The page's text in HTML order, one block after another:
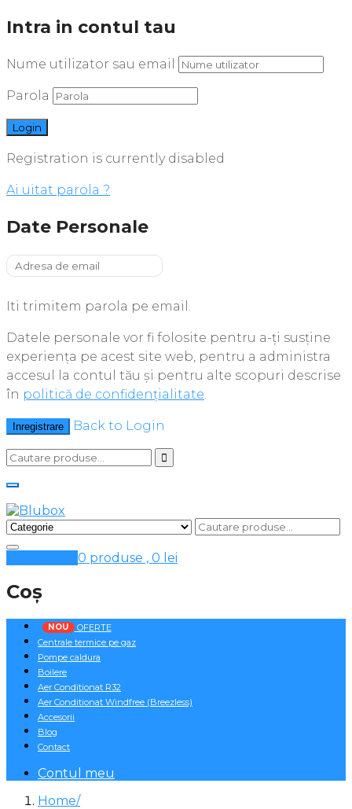
Intra in contul tau
Nume utilizator sau email
Parola
Registration is currently disabled
Ai uitat parola ?
Date Personale
Iti trimitem parola pe email.
Datele personale vor fi folosite pentru a-ți susține
experiența pe acest site web, pentru a administra
accesul la contul tău și pentru alte scopuri descrise
în politică de confidențialitate.
Inregistrare Back to Login
0 produse , 0 lei
Coș
NOU OFERTE
Centrale termice pe gaz
Pompe caldura
Boilere
Aer Conditionat R32
Aer Conditionat Windfree (Breezless)
Accesorii
Blog
Contact
Contul meu
Home